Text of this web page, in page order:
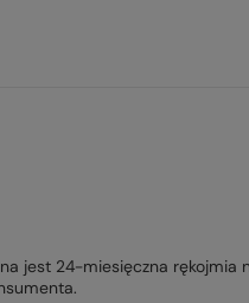
jest 24-miesięczna rękojmia